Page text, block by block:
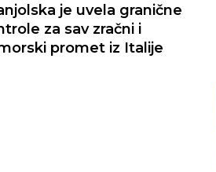
je uvela granične
za sav zračni i
promet iz Italije